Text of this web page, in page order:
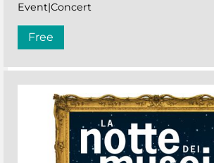
Event|Concert
Free